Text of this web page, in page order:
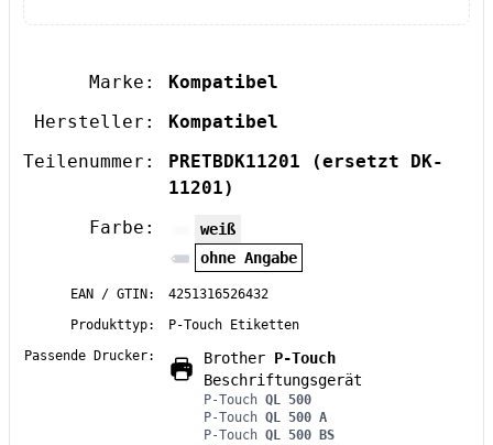
Marke:
Kompatibel
Hersteller:
Kompatibel
Teilenummer:
PRETBDK11201
(ersetzt DK-
11201)
Farbe:
weiß
ohne Angabe
EAN / GTIN:
4251316526432
Produkttyp:
P-Touch Etiketten
Passende Drucker:
Brother P-Touch
Beschriftungsgerät
P-Touch QL 500
P-Touch QL 500 A
P-Touch QL 500 BS